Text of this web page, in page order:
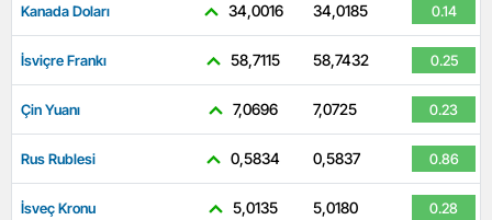
Kanada Doları 34,0016 34,0185 0.14
İsviçre Frankı 58,7115 58,7432 0.25
Çin Yuanı 7,0696 7,0725 0.23
Rus Rublesi 0,5834 0,5837 0.86
İsveç Kronu 5,0135 5,0180 0.28